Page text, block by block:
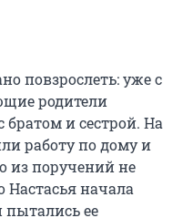
повзрослеть: уже с
родители
братом и сестрой. На
работу по дому и
из поручений не
Настасья начала
пытались ее